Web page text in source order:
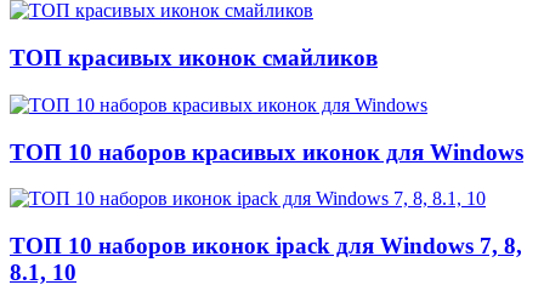
ТОП красивых иконок смайликов
ТОП 10 наборов красивых иконок для Windows
ТОП 10 наборов иконок ipack для Windows 7, 8,
8.1, 10